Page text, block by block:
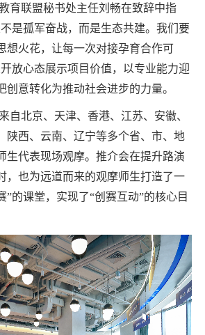
育联盟秘书处主任刘畅在致辞中指
是孤军奋战，而是生态共建。我们要
想火花，让每一次对接孕育合作可
放心态展示项目价值，以专业能力迎
创意转化为推动社会进步的力量。
自北京、天津、香港、江苏、安徽、
陕西、云南、辽宁等多个省、市、地
生代表现场观摩。推介会在提升路演
，也为远道而来的观摩师生打造了一
”的课堂，实现了“创赛互动”的核心目